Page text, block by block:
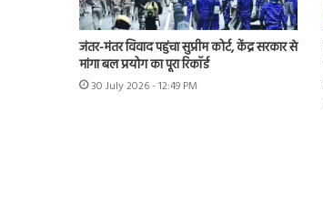
जंतर-मंतर विवाद पहुंचा सुप्रीम कोर्ट, केंद्र सरकार से
मांगा बल प्रयोग का पूरा रिकॉर्ड
30 July 2026 - 12:49 PM